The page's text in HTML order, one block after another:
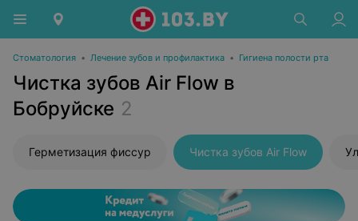
Стоматология • Лечение зубов и профилактика • Гигиена полости рта
Чистка зубов Air Flow в
Бобруйске 2
Герметизация фиссур Чистка зубов Air Flow